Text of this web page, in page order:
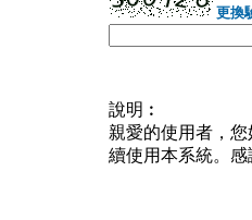
更換
說明︰
親愛的使用者，
續使用本系統。感